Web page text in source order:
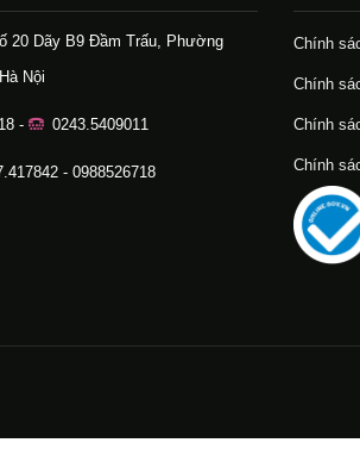
20 Dãy B9 Đầm Trấu, Phường
Nội
- 0243.5409011
- 0988526718
Chính
Chính
Chính
Chính